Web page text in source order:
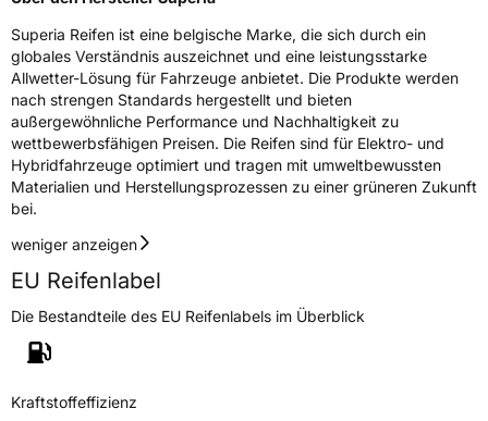
Fahrzeugklasse C1
3PMSF / Schneeflockensymbol / Alpine-SymbolNein
EPREL ID1873522
Allgemeine Produktsicherheit (GPSR)
Herstellerkontakt
Superia Reifen ist eine belgische Marke, die sich durch ein
globales Verständnis auszeichnet und eine leistungsstarke
Allwetter-Lösung für Fahrzeuge anbietet. Die Produkte werden
nach strengen Standards hergestellt und bieten
außergewöhnliche Performance und Nachhaltigkeit zu
wettbewerbsfähigen Preisen. Die Reifen sind für Elektro- und
Hybridfahrzeuge optimiert und tragen mit umweltbewussten
Materialien und Herstellungsprozessen zu einer grüneren Zukunft
bei.
weniger anzeigen
EU Reifenlabel
Die Bestandteile des EU Reifenlabels im Überblick
Kraftstoffeffizienz